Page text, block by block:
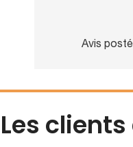
Avis
Les